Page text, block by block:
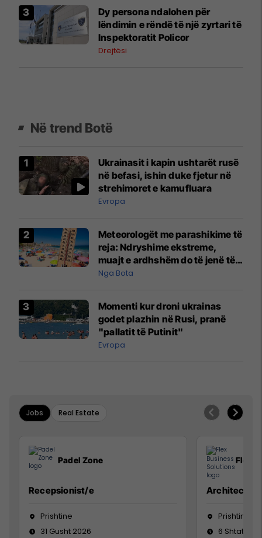
Dy persona ndalohen për
lëndimin e rëndë të një zyrtari të
Inspektoratit Policor
Drejtësi
Në trend Botë
Ukrainasit i kapin ushtarët rusë
në befasi, ishin duke fjetur në
strehimoret e kamufluara
Evropa
Meteorologët me parashikime të
reja: Ndryshime ekstreme,
muajt e ardhshëm do të jenë të
pazakontë
Nga Bota
Momenti kur droni ukrainas
godet plazhin në Rusi, pranë
"pallatit të Putinit"
Evropa
Jobs Real Estate
Padel Zone
Recepsionist/e
Prishtine
31 Gusht 2026
Flex
Architect
Prishtinë
6 Shtator